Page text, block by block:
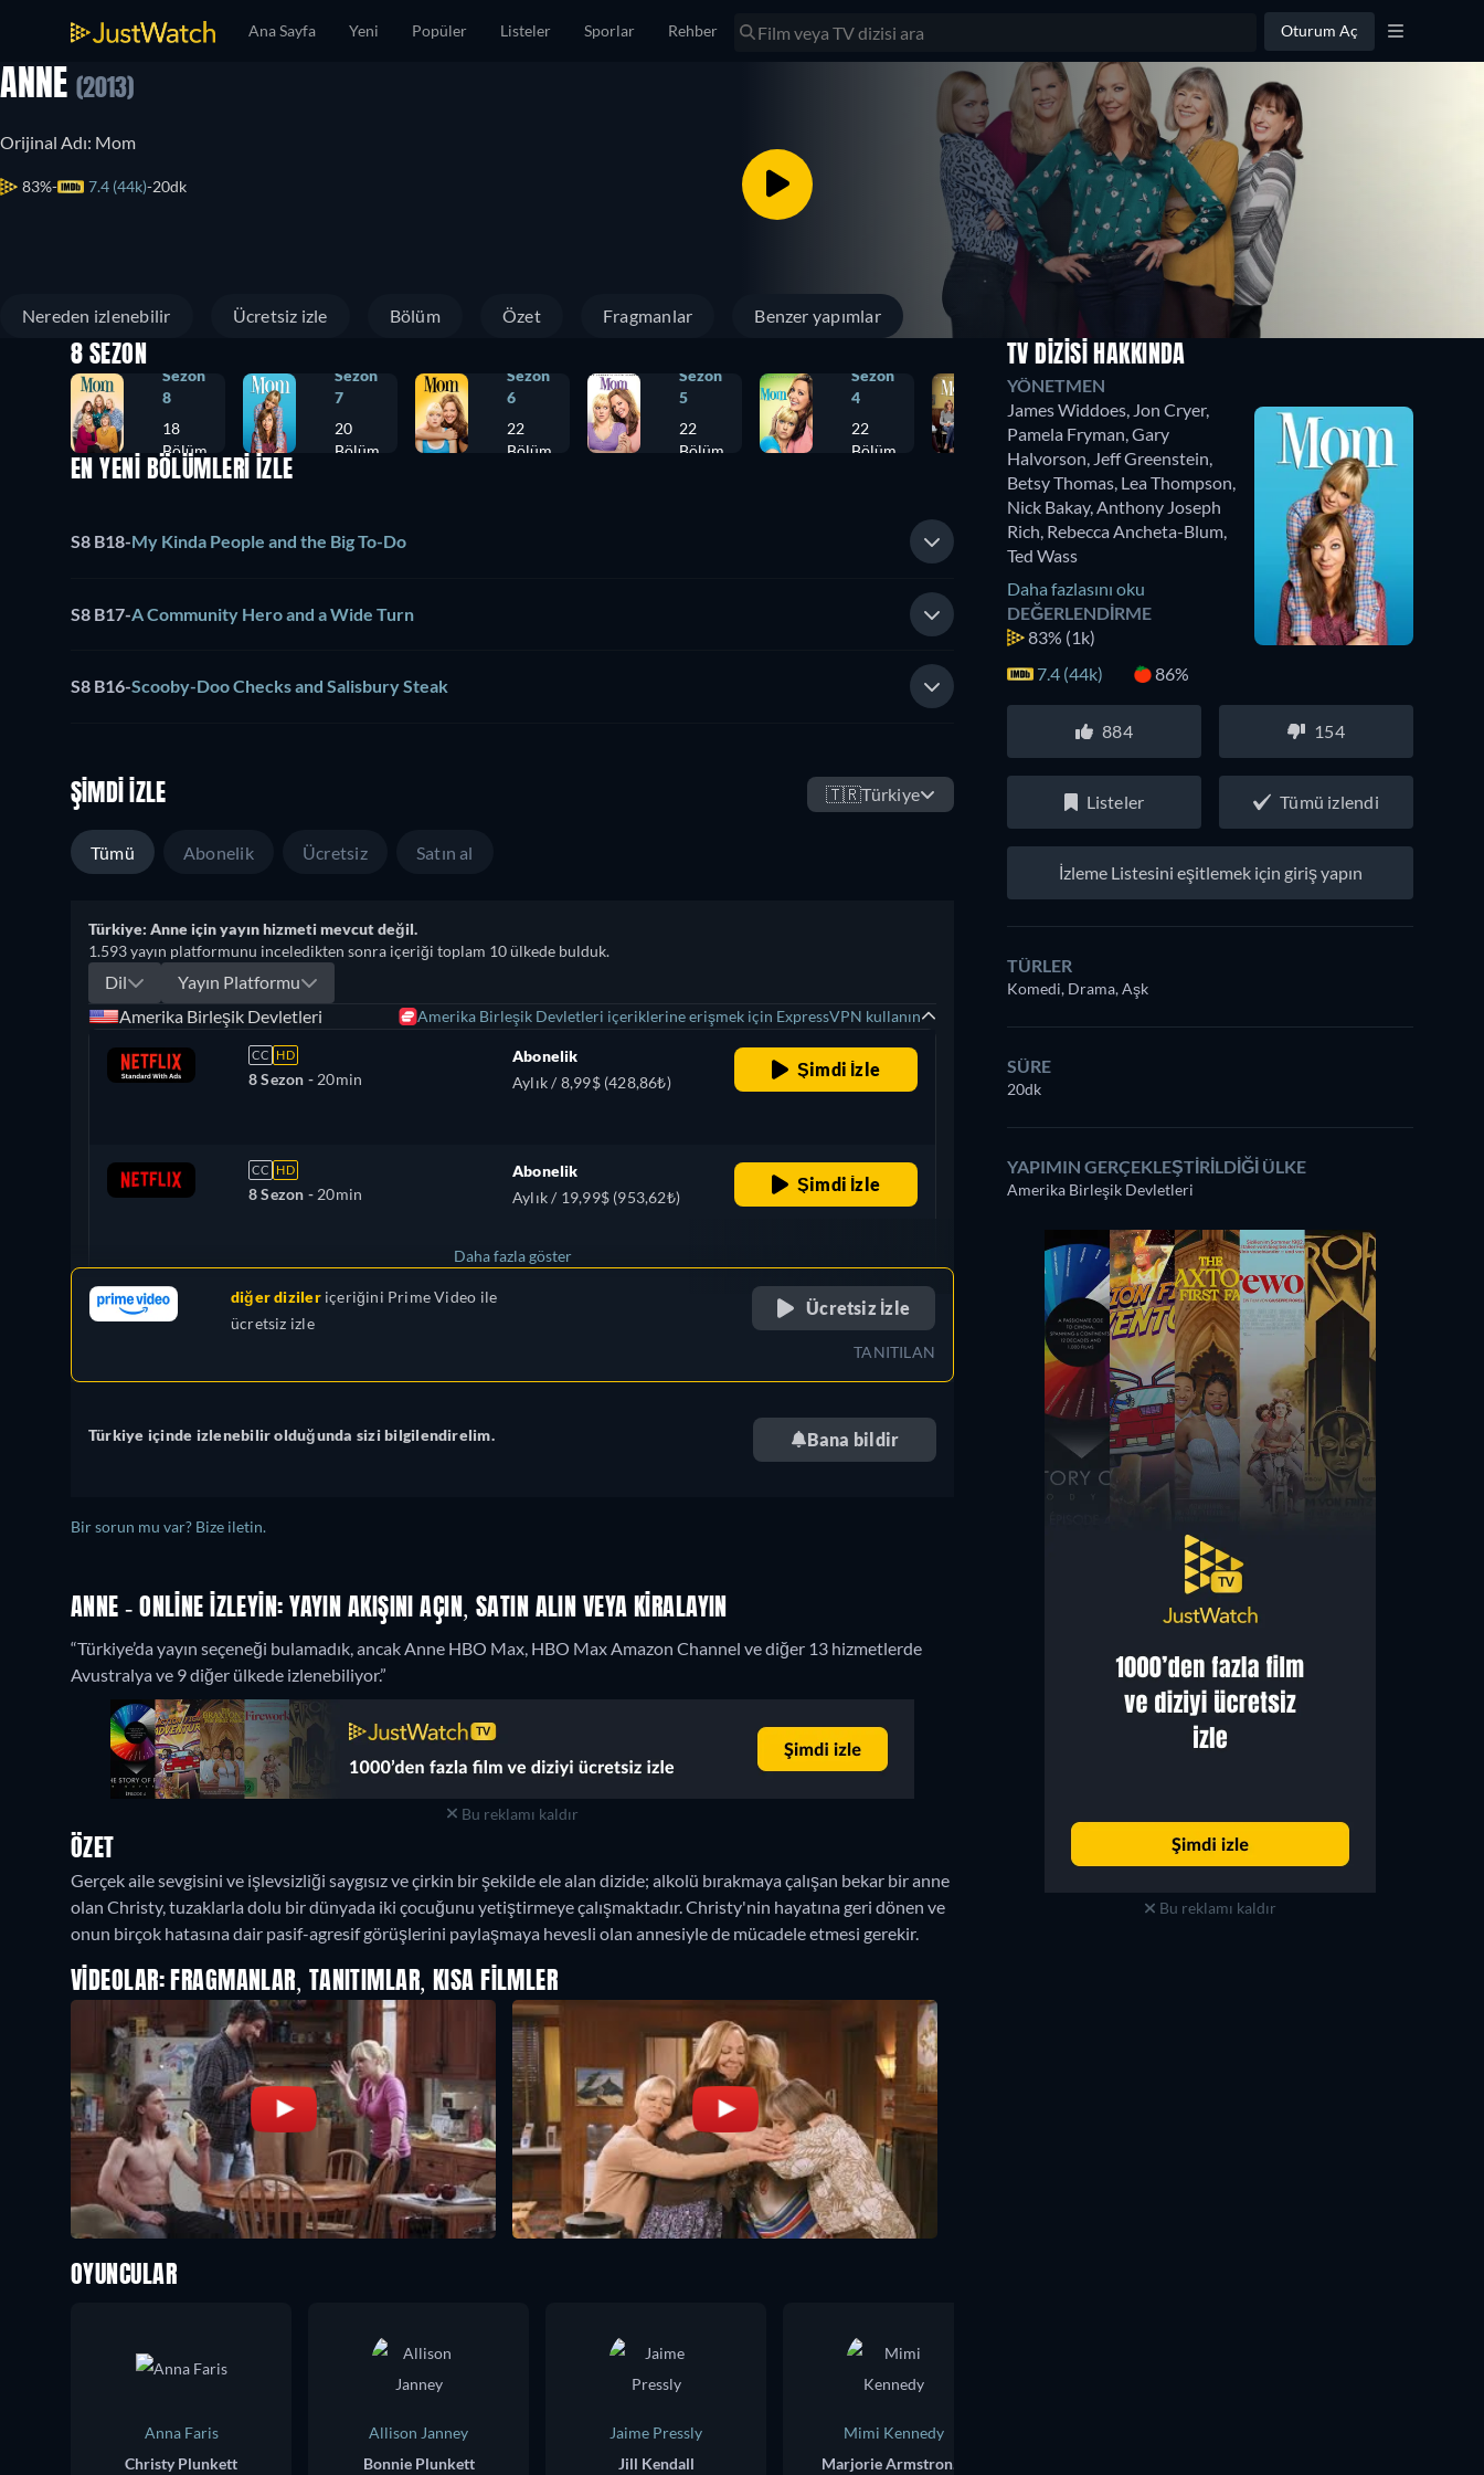
Ana Sayfa Yeni Popüler Listeler Sporlar Rehber Oturum Aç
ANNE (2013)
Orijinal Adı: Mom
83% 7.4 (44k) 20dk
Nereden izlenebilir Ücretsiz izle Bölüm Özet Fragmanlar Benzer yapımlar
8 SEZON
Sezon
8
18
Bölüm
Sezon
7
20
Bölüm
Sezon
6
22
Bölüm
Sezon
5
22
Bölüm
Sezon
4
22
Bölüm
Sezon
3
22
Bölüm
Bölüm
22
EN YENİ BÖLÜMLERİ İZLE
S8 B18-My Kinda People and the Big To-Do
S8 B17-A Community Hero and a Wide Turn
S8 B16-Scooby-Doo Checks and Salisbury Steak
ŞIMDI İZLE 🇹🇷Türkiye
Tümü Abonelik Ücretsiz Satın al
Türkiye: Anne için yayın hizmeti mevcut değil.
1.593 yayın platformunu inceledikten sonra içeriği toplam 10 ülkede bulduk.
Dil
Yayın Platformu
Amerika Birleşik Devletleri
Amerika Birleşik Devletleri içeriklerine erişmek için ExpressVPN kullanın
CC HD
8 Sezon - 20min
Abonelik
Aylık / 8,99$ (428,86₺)
Şimdi İzle
CC HD
8 Sezon - 20min
Abonelik
Aylık / 19,99$ (953,62₺)
Şimdi İzle
Birleşik Krallık
Daha fazla göster
diğer dizileriçeriğini Prime Video ile
ücretsiz izle
Ücretsiz İzle
TANITILAN
Türkiye içinde izlenebilir olduğunda sizi bilgilendirelim. Bana bildir
Bir sorun mu var? Bize iletin.
ANNE - ONLINE IZLEYIN: YAYIN AKIŞINI AÇIN, SATIN ALIN VEYA KIRALAYIN
“Türkiye’da yayın seçeneği bulamadık, ancak Anne HBO Max, HBO Max Amazon Channel ve diğer 13 hizmetlerde
Avustralya ve 9 diğer ülkede izlenebiliyor.”
Bu reklamı kaldır
ÖZET
Gerçek aile sevgisini ve işlevsizliği saygısız ve çirkin bir şekilde ele alan dizide; alkolü bırakmaya çalışan bekar bir anne
olan Christy, tuzaklarla dolu bir dünyada iki çocuğunu yetiştirmeye çalışmaktadır. Christy'nin hayatına geri dönen ve
onun birçok hatasına dair pasif-agresif görüşlerini paylaşmaya hevesli olan annesiyle de mücadele etmesi gerekir.
VIDEOLAR: FRAGMANLAR, TANITIMLAR, KISA FILMLER
TV DIZISI HAKKINDA
YÖNETMEN
James Widdoes, Jon Cryer,
Pamela Fryman,Gary
Halvorson, Jeff Greenstein,
Betsy Thomas, Lea Thompson,
Nick Bakay,Anthony Joseph
Rich, Rebecca Ancheta-Blum,
Ted Wass
Daha fazlasını oku
DEĞERLENDIRME
83% (1k)
7.4 (44k)
86%
884 154
Listeler Tümü izlendi
İzleme Listesini eşitlemek için giriş yapın
TÜRLER
Komedi, Drama, Aşk
SÜRE
20dk
YAPIMIN GERÇEKLEŞTIRILDIĞI ÜLKE
Amerika Birleşik Devletleri
Bu reklamı kaldır
OYUNCULAR
Anna Faris
Christy Plunkett
Allison Janney
Bonnie Plunkett
Jaime Pressly
Jill Kendall
Mimi Kennedy
Marjorie Armstrong-Perugian